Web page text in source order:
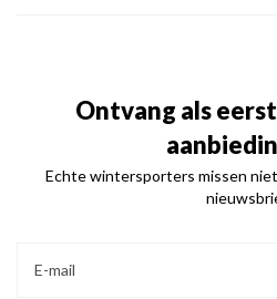
Ontvang als
Echte wintersporters missen